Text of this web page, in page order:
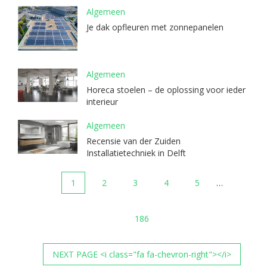
Algemeen
Je dak opfleuren met zonnepanelen
Algemeen
Horeca stoelen – de oplossing voor ieder
interieur
Algemeen
Recensie van der Zuiden
Installatietechniek in Delft
1 2 3 4 5 …
186
NEXT PAGE <i class="fa fa-chevron-right"></i>